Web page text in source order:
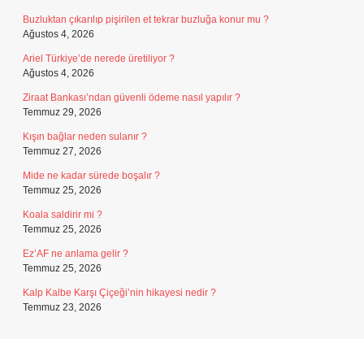
Buzluktan çıkarılıp pişirilen et tekrar buzluğa konur mu ?
Ağustos 4, 2026
Ariel Türkiye’de nerede üretiliyor ?
Ağustos 4, 2026
Ziraat Bankası’ndan güvenli ödeme nasıl yapılır ?
Temmuz 29, 2026
Kışın bağlar neden sulanır ?
Temmuz 27, 2026
Mide ne kadar sürede boşalır ?
Temmuz 25, 2026
Koala saldirir mi ?
Temmuz 25, 2026
Ez’AF ne anlama gelir ?
Temmuz 25, 2026
Kalp Kalbe Karşı Çiçeği’nin hikayesi nedir ?
Temmuz 23, 2026